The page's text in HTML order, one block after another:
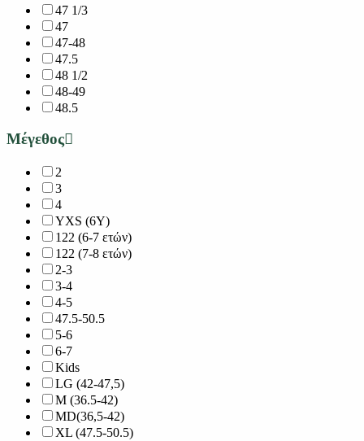
47 1/3
47
47-48
47.5
48 1/2
48-49
48.5
Μέγεθος
2
3
4
YXS (6Y)
122 (6-7 ετών)
122 (7-8 ετών)
2-3
3-4
4-5
47.5-50.5
5-6
6-7
Kids
LG (42-47,5)
M (36.5-42)
MD(36,5-42)
XL (47.5-50.5)